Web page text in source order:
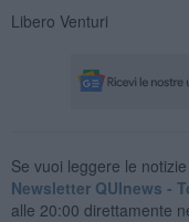
Libero Venturi
Se vuoi leggere le
Newsletter QUInews -
alle 20:00 direttamente